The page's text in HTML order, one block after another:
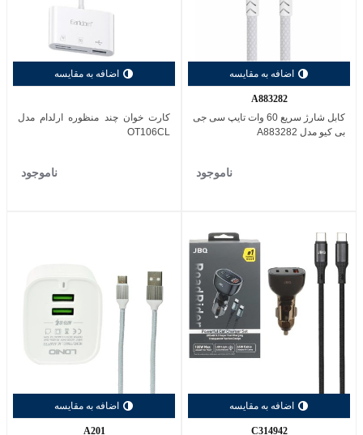
اضافه به مقایسه
A883282
کابل شارژ سریع 60 وات تایپ سی جی
بی کیو مدل A883282
ناموجود
اضافه به مقایسه
کارت خوان چند منظوره ارلدام مدل
OT106CL
ناموجود
اضافه به مقایسه
C314942
اضافه به مقایسه
A201